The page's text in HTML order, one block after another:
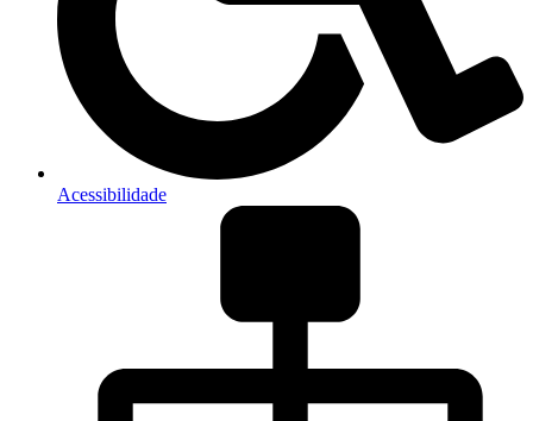
Acessibilidade